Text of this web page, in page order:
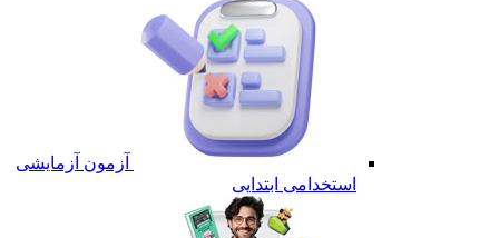
آزمون آزمایشی
استخدامی ابتدایی